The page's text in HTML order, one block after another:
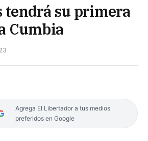
tendrá su primera
Cumbia
Agrega El Libertador a tus medios
preferidos en Google